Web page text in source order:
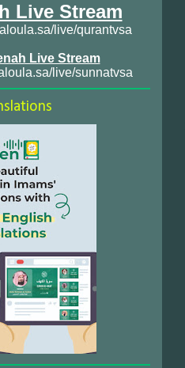
Live Stream
live/qurantvsa
Live Stream
live/sunnatvsa